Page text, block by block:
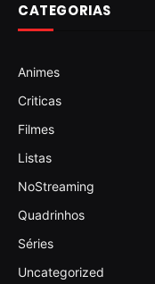
CATEGORIAS
Animes
Criticas
Filmes
Listas
NoStreaming
Quadrinhos
Séries
Uncategorized